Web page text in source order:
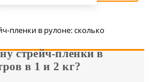
пленки в рулоне: сколько
стрейч-пленки в
в 1 и 2 кг?